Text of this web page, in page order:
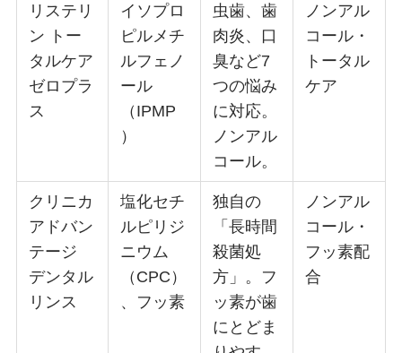
リステリ
ン トー
タルケア
ゼロプラ
ス
イソプロ
ピルメチ
ルフェノ
ール
（IPMP
）
虫歯、歯
肉炎、口
臭など7
つの悩み
に対応。
ノンアル
コール。
ノンアル
コール・
トータル
ケア
クリニカ
アドバン
テージ
デンタル
リンス
塩化セチ
ルピリジ
ニウム
（CPC）
、フッ素
独自の
「長時間
殺菌処
方」。フ
ッ素が歯
にとどま
ノンアル
コール・
フッ素配
合